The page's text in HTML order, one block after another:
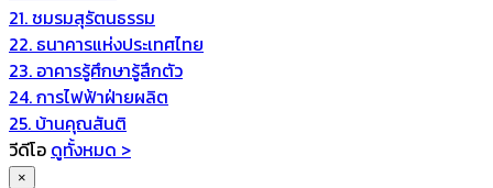
21. ชมรมสุรัตนธรรม
22. ธนาคารแห่งประเทศไทย
23. อาคารรู้ศึกษารู้สึกตัว
24. การไฟฟ้าฝ่ายผลิต
25. บ้านคุณสันติ
วีดีโอ ดูทั้งหมด >
×